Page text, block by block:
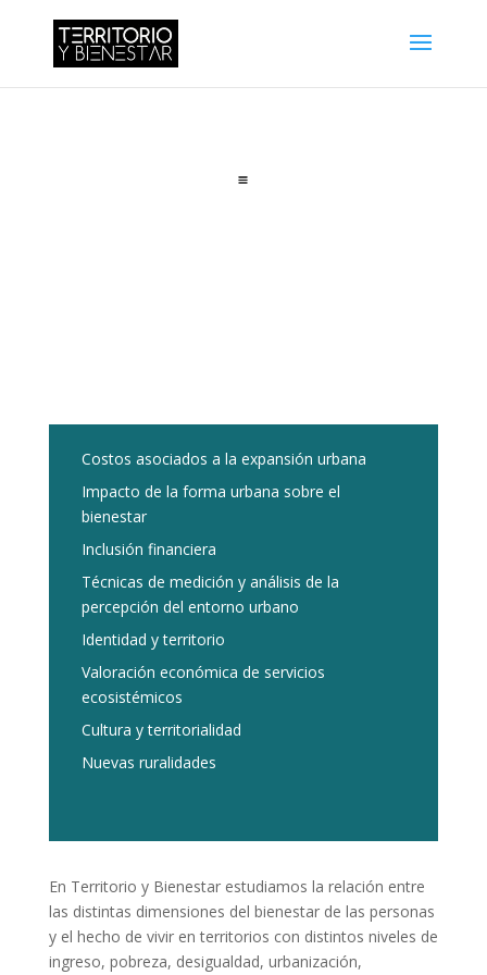
Costos asociados a la expansión urbana
Impacto de la forma urbana sobre el
bienestar
Inclusión financiera
Técnicas de medición y análisis de la
percepción del entorno urbano
Identidad y territorio
Valoración económica de servicios
ecosistémicos
Cultura y territorialidad
Nuevas ruralidades
En Territorio y Bienestar estudiamos la relación entre
las distintas dimensiones del bienestar de las personas
y el hecho de vivir en territorios con distintos niveles de
ingreso, pobreza, desigualdad, urbanización,